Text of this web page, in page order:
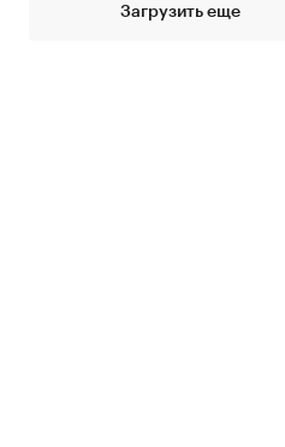
Загрузить еще